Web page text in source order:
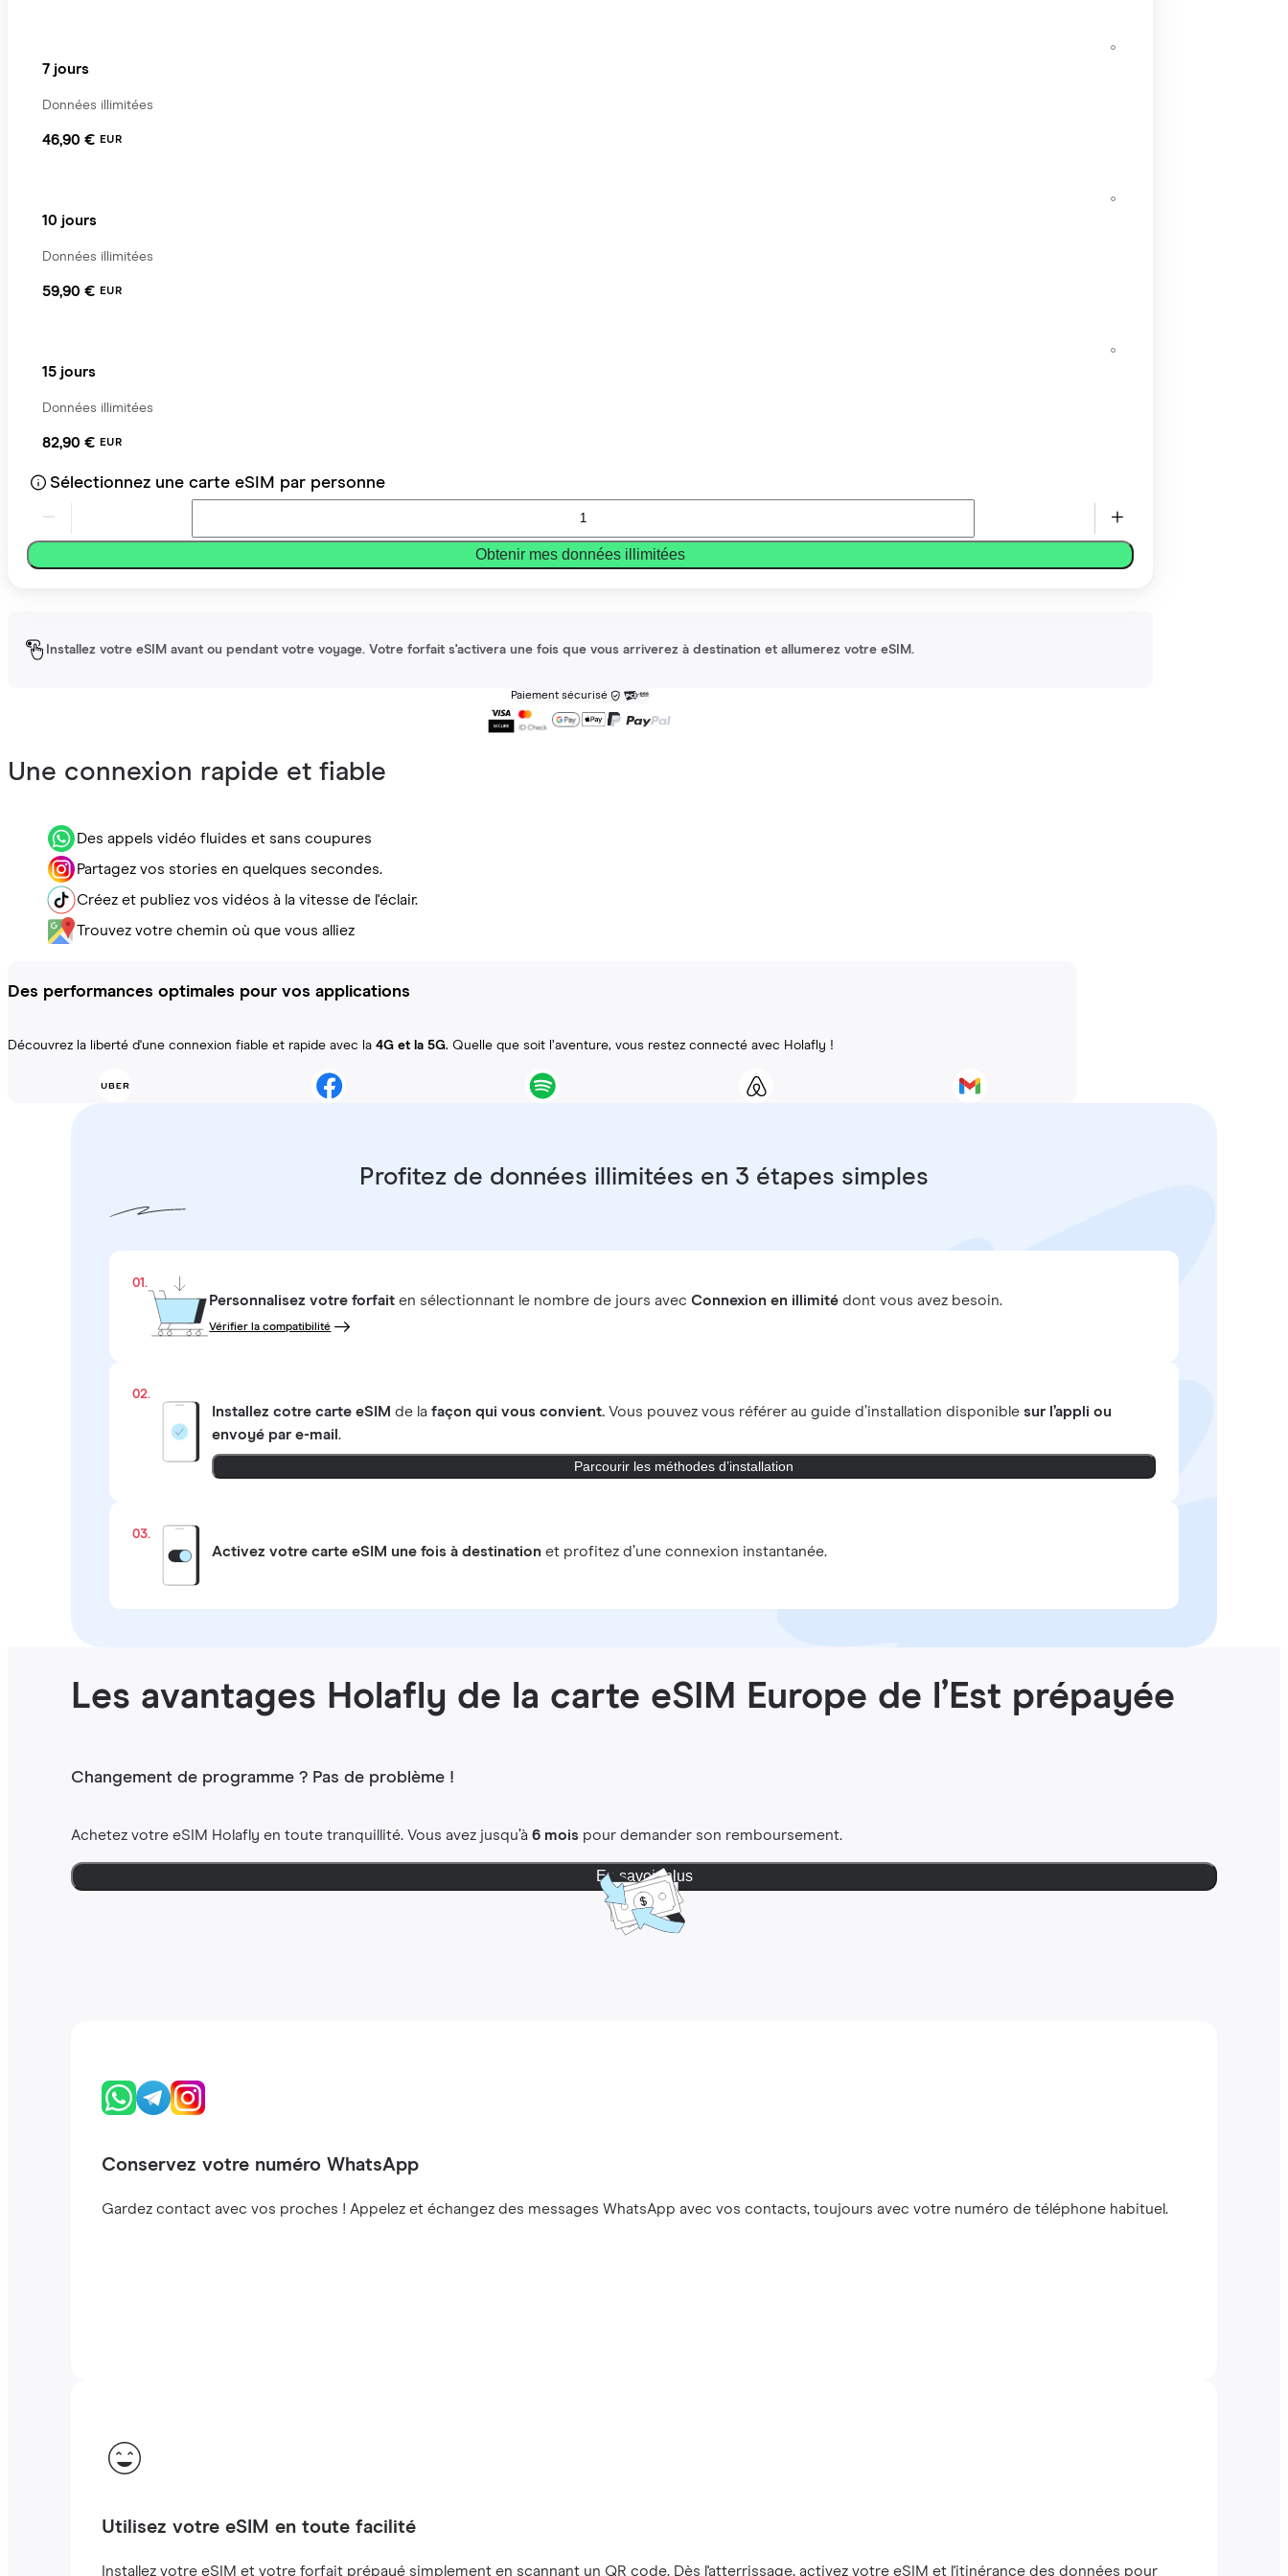
7 jours
Données illimitées
46,90 € EUR
10 jours
Données illimitées
59,90 € EUR
15 jours
Données illimitées
82,90 € EUR
Sélectionnez une carte eSIM par personne
Obtenir mes données illimitées
Installez votre eSIM avant ou pendant votre voyage. Votre forfait s'activera une fois que vous arriverez à destination et allumerez votre eSIM.
Paiement sécurisé
Une connexion rapide et fiable
Des appels vidéo fluides et sans coupures
Partagez vos stories en quelques secondes.
Créez et publiez vos vidéos à la vitesse de l'éclair.
Trouvez votre chemin où que vous alliez
Des performances optimales pour vos applications
Découvrez la liberté d'une connexion fiable et rapide avec la 4G et la 5G. Quelle que soit l’aventure, vous restez connecté avec Holafly !
Profitez de données illimitées en 3 étapes simples
01.
Personnalisez votre forfait en sélectionnant le nombre de jours avecConnexion en illimité dont vous avez besoin.
Vérifier la compatibilité
02.
Installez cotre carte eSIM de lafaçon qui vous convient. Vous pouvez vous référer au guide d’installation disponiblesur l’appli ou
envoyé par e-mail.
Parcourir les méthodes d’installation
03.
Activez votre carte eSIM une fois à destination et profitez d’une connexion instantanée.
Les avantages Holafly de la carte eSIM Europe de l’Est prépayée
Changement de programme ? Pas de problème !
Achetez votre eSIM Holafly en toute tranquillité. Vous avez jusqu’à6 mois pour demander son remboursement.
En savoir plus
Conservez votre numéro WhatsApp
Gardez contact avec vos proches ! Appelez et échangez des messages WhatsApp avec vos contacts, toujours avec votre numéro de téléphone habituel.
Utilisez votre eSIM en toute facilité
Installez votre eSIM et votre forfait prépayé simplement en scannant un QR code. Dès l'atterrissage, activez votre eSIM et l'itinérance des données pour